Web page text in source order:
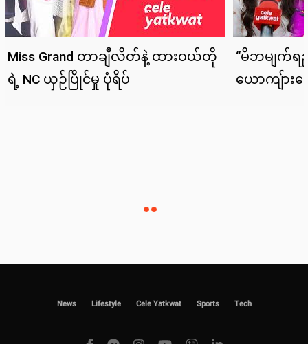
News Lifestyle Cele Yatkwat Sports Tech